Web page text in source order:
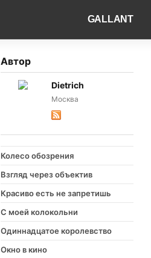
GALLANT
Автор
Dietrich
Москва
Колесо обозрения
Взгляд через объектив
Красиво есть не запретишь
С моей колокольни
Одиннадцатое королевство
Окно в кино